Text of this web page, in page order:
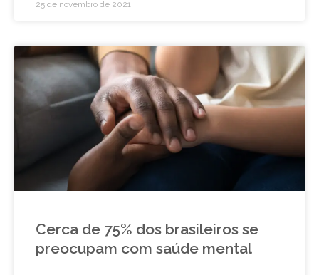
25 de novembro de 2021
Cerca de 75% dos brasileiros se
preocupam com saúde mental